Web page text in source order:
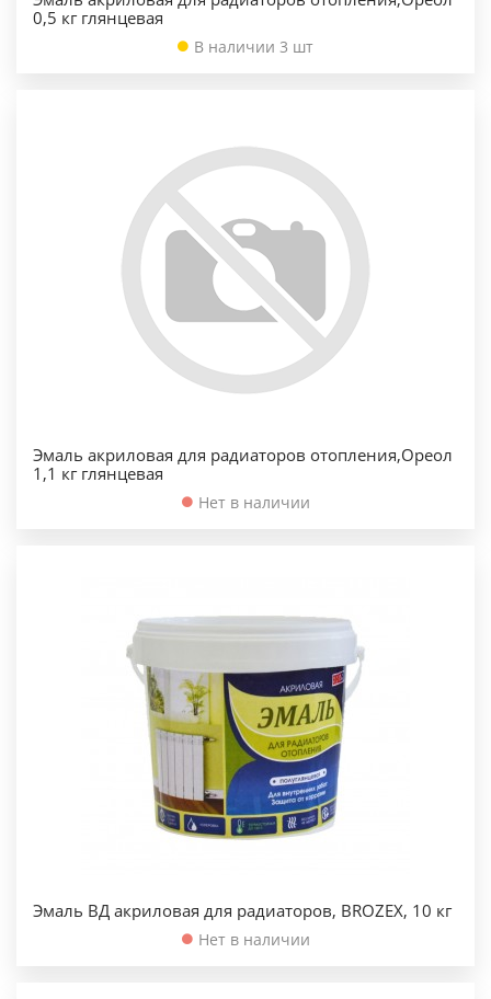
0,5 кг глянцевая
В наличии 3 шт
Эмаль акриловая для радиаторов отопления,Ореол
1,1 кг глянцевая
Нет в наличии
Эмаль ВД акриловая для радиаторов, BROZEX, 10 кг
Нет в наличии